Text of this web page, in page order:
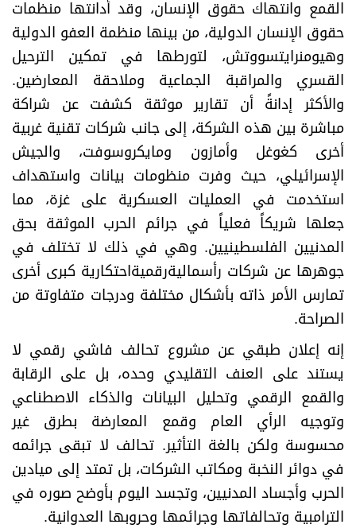
القمع وانتهاك حقوق الإنسان، وقد أدانتها منظمات
حقوق الإنسان الدولية، من بينها منظمة العفو الدولية
وهيومنرايتسووتش، لتورطها في تمكين الترحيل
القسري والمراقبة الجماعية وملاحقة المعارضين.
والأكثر إدانةً أن تقارير موثقة كشفت عن شراكة
مباشرة بين هذه الشركة، إلى جانب شركات تقنية غربية
أخرى كغوغل وأمازون ومايكروسوفت، والجيش
الإسرائيلي، حيث وفرت منظومات بيانات واستهداف
استخدمت في العمليات العسكرية على غزة، مما
جعلها شريكاً فعلياً في جرائم الحرب الموثقة بحق
المدنيين الفلسطينيين. وهي في ذلك لا تختلف في
جوهرها عن شركات رأسماليةرقميةاحتكارية كبرى أخرى
تمارس الأمر ذاته بأشكال مختلفة ودرجات متفاوتة من
الصراحة.
إنه إعلان طبقي عن مشروع تحالف فاشي رقمي لا
يستند على العنف التقليدي وحده، بل على الرقابة
والقمع الرقمي وتحليل البيانات والذكاء الاصطناعي
وتوجيه الرأي العام وقمع المعارضة بطرق غير
محسوسة ولكن بالغة التأثير. تحالف لا تبقى جرائمه
في دوائر النخبة ومكاتب الشركات، بل تمتد إلى ميادين
الحرب وأجساد المدنيين، وتجسد اليوم بأوضح صوره في
الترامبية وتحالفاتها وجرائمها وحروبها العدوانية.